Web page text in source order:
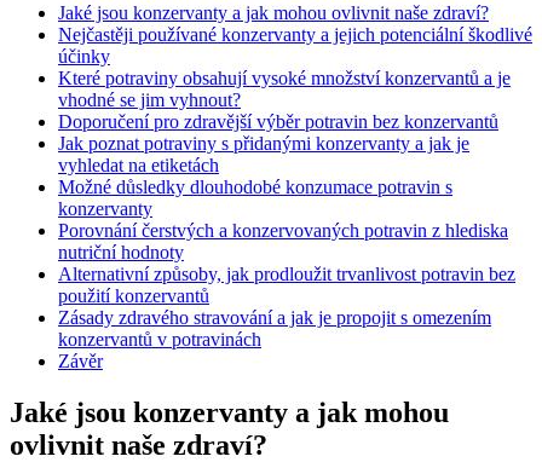
Jaké jsou konzervanty a jak mohou ovlivnit naše zdraví?
Nejčastěji používané konzervanty a jejich potenciální škodlivé
účinky
Které potraviny obsahují vysoké množství konzervantů a je
vhodné se jim vyhnout?
Doporučení pro zdravější výběr potravin bez konzervantů
Jak poznat potraviny s přidanými konzervanty a jak je
vyhledat na etiketách
Možné důsledky dlouhodobé konzumace potravin s
konzervanty
Porovnání čerstvých a konzervovaných potravin z hlediska
nutriční hodnoty
Alternativní způsoby, jak prodloužit trvanlivost potravin bez
použití konzervantů
Zásady zdravého stravování a jak je propojit s omezením
konzervantů v potravinách
Závěr
Jaké jsou konzervanty a jak mohou
ovlivnit naše zdraví?